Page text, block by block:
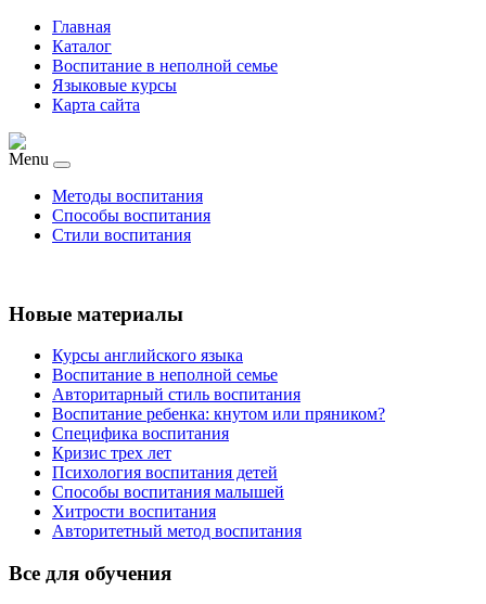
Главная
Каталог
Воспитание в неполной семье
Языковые курсы
Карта сайта
Menu
Методы воспитания
Способы воспитания
Стили воспитания
Новые материалы
Курсы английского языка
Воспитание в неполной семье
Авторитарный стиль воспитания
Воспитание ребенка: кнутом или пряником?
Специфика воспитания
Кризис трех лет
Психология воспитания детей
Способы воспитания малышей
Хитрости воспитания
Авторитетный метод воспитания
Все для обучения